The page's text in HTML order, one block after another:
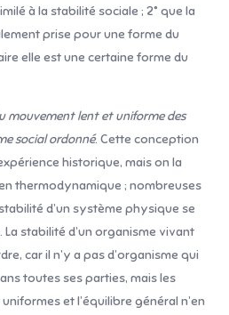
à la stabilité sociale ; 2° que la
prise pour une forme du
elle est une certaine forme du
mouvement lent et uniforme des
social ordonné. Cette conception
historique, mais on la
thermodynamique ; nombreuses
d’un système physique se
stabilité d’un organisme vivant
car il n’y a pas d’organisme qui
toutes ses parties, mais les
et l’équilibre général n’en